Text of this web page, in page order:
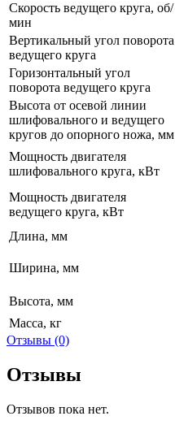
Скорость ведущего круга, об/
мин
Вертикальный угол поворота
ведущего круга
Горизонтальный угол
поворота ведущего круга
Высота от осевой линии
шлифовального и ведущего
кругов до опорного ножа, мм
Мощность двигателя
шлифовального круга, кВт
Мощность двигателя
ведущего круга, кВт
Длина, мм
Ширина, мм
Высота, мм
Масса, кг
Отзывы (0)
Отзывы
Отзывов пока нет.